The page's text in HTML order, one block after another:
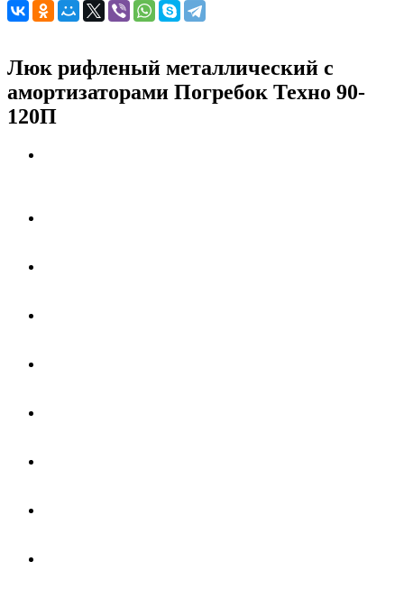
Люк рифленый металлический с
амортизаторами Погребок Техно 90-
120П